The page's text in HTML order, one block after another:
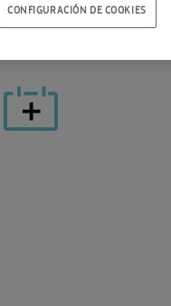
CONFIGURACIÓN DE COOKIES